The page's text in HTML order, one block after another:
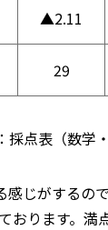
▲2.11
29
採点表（数学
じがするの
ります。